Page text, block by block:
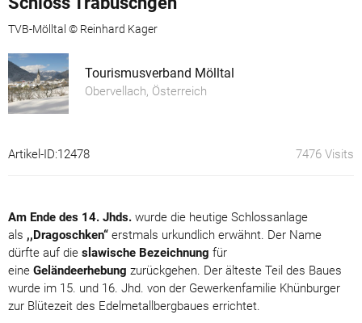
TVB-Mölltal © Reinhard Kager
Tourismusverband Mölltal
Obervellach, Österreich
Artikel-ID:12478 7476 Visits
Am Ende des 14. Jhds. wurde die heutige Schlossanlage
als ,,Dragoschken“ erstmals urkundlich erwähnt. Der Name
dürfte auf die slawische Bezeichnung für
eine Geländeerhebung zurückgehen. Der älteste Teil des Baues
wurde im 15. und 16. Jhd. von der Gewerkenfamilie Khünburger
zur Blütezeit des Edelmetallbergbaues errichtet.